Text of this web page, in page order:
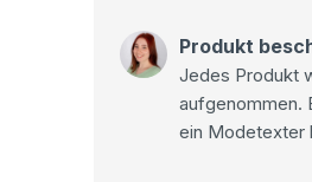
Produkt
Jedes Produkt
aufgenommen.
ein Modetexter